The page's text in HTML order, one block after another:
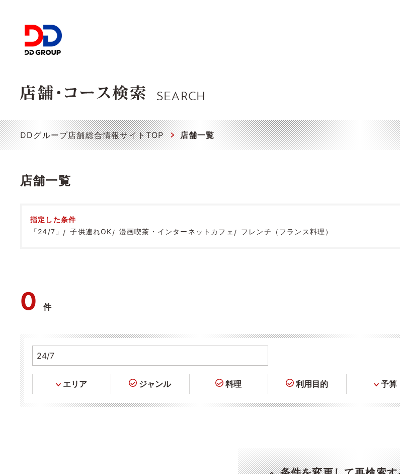
SEARCH
DDグループ店舗総合情報サイトTOP 店舗一覧
店舗一覧
指定した条件
「24/7」
子供連れOK 漫画喫茶・インターネットカフェ フレンチ（フランス料理）
0件
エリア ジャンル 料理 利用目的 予算